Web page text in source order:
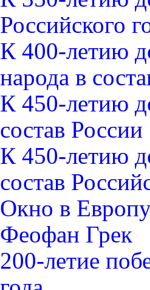
Российского
К 400-летию
народа в
К 450-летию
состав России
К 450-летию
состав
Окно в
Феофан Грек
200-летие